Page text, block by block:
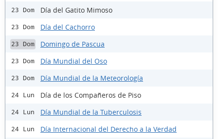
23 Dom Día del Gatito Mimoso
23 Dom Día del Cachorro
23 Dom Domingo de Pascua
23 Dom Día Mundial del Oso
23 Dom Día Mundial de la Meteorología
24 Lun Día de los Compañeros de Piso
24 Lun Día Mundial de la Tuberculosis
24 Lun Día Internacional del Derecho a la Verdad